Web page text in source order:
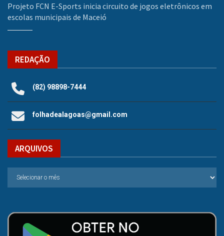
Projeto FCN E-Sports inicia circuito de jogos eletrônicos em
escolas municipais de Maceió
REDAÇÃO
(82) 98898-7444
folhadealagoas@gmail.com
ARQUIVOS